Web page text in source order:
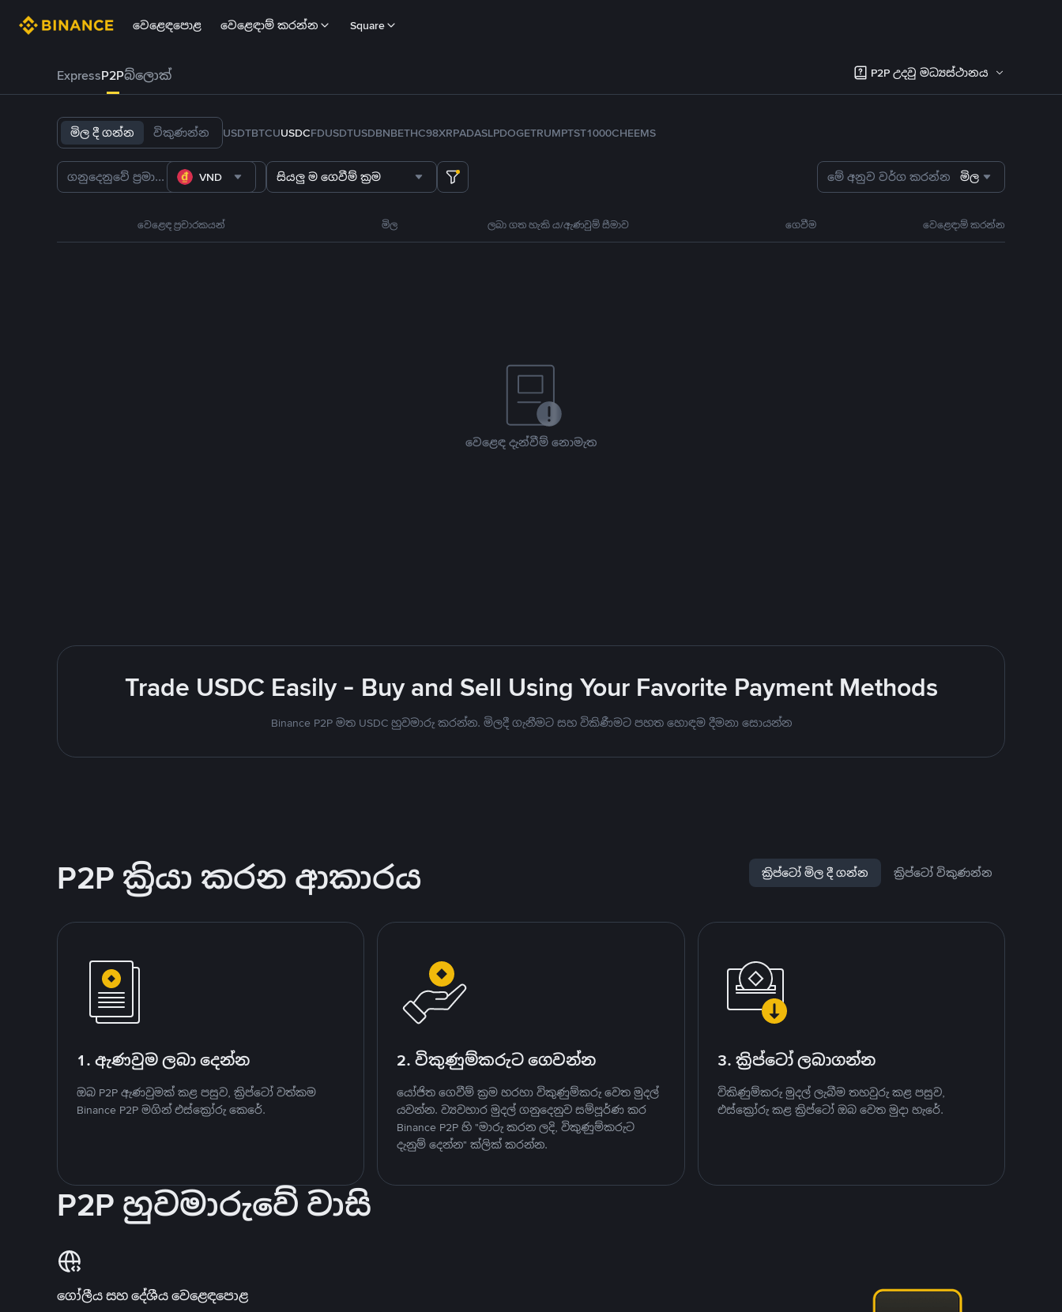
වෙළෙඳපොළ වෙළෙඳාම් කරන්න Square
ExpressP2Pබ්ලොක් P2P උදවු මධ්‍යස්ථානය
මිල දී ගන්න විකුණන්න USDTBTCUUSDCFDUSDTUSDBNBETHC98XRPADASLPDOGETRUMPTST1000CHEEMS
VND සියලු ම ගෙවීම් ක්‍රම මේ අනුව වර්ග කරන්න මිල
වෙළෙඳ ප්‍රචාරකයන් මිල ලබා ගත හැකි ය/ඇණවුම් සීමාව ගෙවීම වෙළෙඳාම් කරන්න
වෙළෙඳ දැන්වීම් නොමැත
Trade USDC Easily - Buy and Sell Using Your Favorite Payment Methods
Binance P2P මත USDC හුවමාරු කරන්න. මිලදී ගැනීමට සහ විකිණීමට පහත හොඳම දීමනා සොයන්න
P2P ක්‍රියා කරන ආකාරය ක්‍රිප්ටෝ මිල දී ගන්න ක්‍රිප්ටෝ විකුණන්න
1. ඇණවුම ලබා දෙන්න
ඔබ P2P ඇණවුමක් කළ පසුව, ක්‍රිප්ටෝ වත්කම
Binance P2P මගින් එස්ක්‍රෝරු කෙරේ.
2. විකුණුම්කරුට ගෙවන්න
යෝජිත ගෙවීම් ක්‍රම හරහා විකුණුම්කරු වෙත මුදල්
යවන්න. ව්‍යවහාර මුදල් ගනුදෙනුව සම්පූර්ණ කර
Binance P2P හි "මාරු කරන ලදි, විකුණුම්කරුට
දැනුම් දෙන්න" ක්ලික් කරන්න.
3. ක්‍රිප්ටෝ ලබාගන්න
විකිණුම්කරු මුදල් ලැබීම තහවුරු කළ පසුව,
එස්ක්‍රෝරු කළ ක්‍රිප්ටෝ ඔබ වෙත මුදා හැරේ.
P2P හුවමාරුවේ වාසි
ගෝලීය සහ දේශීය වෙළෙඳපොළ